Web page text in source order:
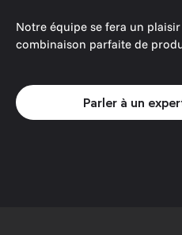
Notre équipe se fera un
combinaison parfaite de
Parler à un